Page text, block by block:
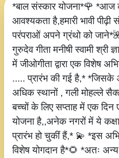
*बाल संस्कार योजना*🌹 *आज
आवश्यकता है,हमारी भावी पीढ़ी
परंपराओं अपने ग्रंथो को
गुरुदेव गीता मनीषी स्वामी श्री
में जीओगीता द्वारा एक विशेष
..... प्रारंभ की गई है,*
अधिक स्थानों , गली मोहल्ले
बच्चों के लिए सप्ताह में एक
योजना है,,अनेक नगरों में ये
प्रारंभ हो चुकीं हैं,* 💫 *इस
विशेष योगदान है*🌻 *अतः